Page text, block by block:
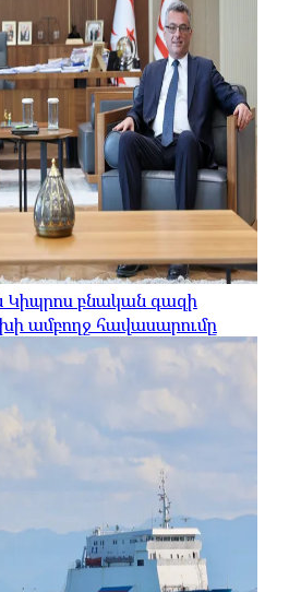
Կիպրոս բնական գազի
ամբողջ հավասարումը